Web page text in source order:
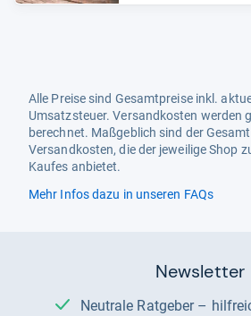
Alle Preise sind Gesamtpreise inkl.
Umsatzsteuer. Versandkosten werden
berechnet. Maßgeblich sind der
Versandkosten, die der jeweilige Shop
Kaufes anbietet.
Mehr Infos dazu in unseren FAQs
Newsletter
Neutrale Ratgeber – hilfreich für Ihre